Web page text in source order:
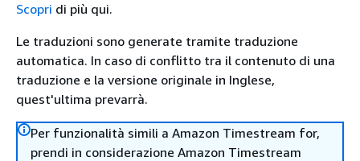
Scopri di più qui.
Le traduzioni sono generate tramite traduzione
automatica. In caso di conflitto tra il contenuto di una
traduzione e la versione originale in Inglese,
quest'ultima prevarrà.
Per funzionalità simili a Amazon Timestream for,
prendi in considerazione Amazon Timestream